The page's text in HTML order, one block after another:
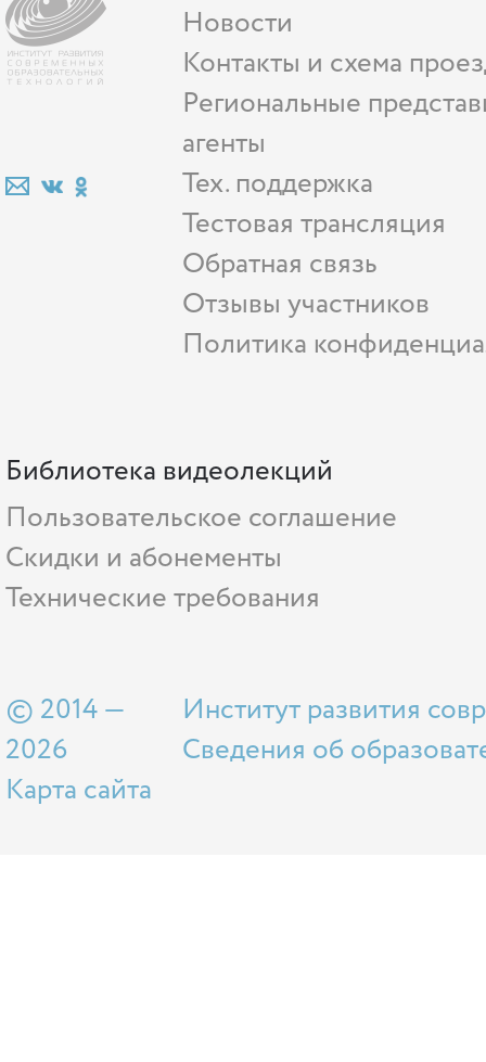
Новости
Контакты и схема
Региональные
агенты
Тех. поддержка
Тестовая трансляция
Обратная связь
Отзывы участников
Политика
Библиотека видеолекций
Пользовательское соглашение
Скидки и абонементы
Технические требования
© 2014 —
2026
Карта сайта
Институт развития
Сведения об